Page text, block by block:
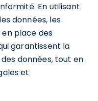
En utilisant
données, les
place des
garantissent la
données, tout en
et